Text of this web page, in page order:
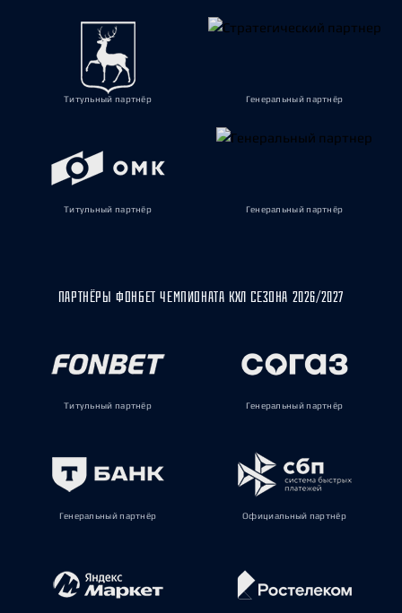
Титульный партнёр Генеральный партнёр
Титульный партнёр Генеральный партнёр
ПАРТНЁРЫ ФОНБЕТ ЧЕМПИОНАТА КХЛ СЕЗОНА 2026/2027
Титульный партнёр Генеральный партнёр
Генеральный партнёр Официальный партнёр